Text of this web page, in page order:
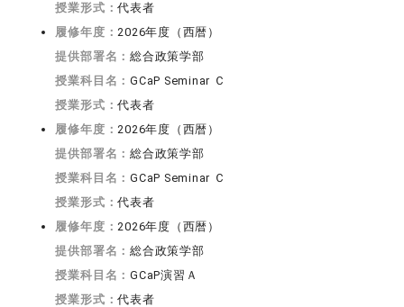
授業形式：代表者
履修年度：2026年度（西暦）
提供部署名：総合政策学部
授業科目名：GCaP Seminar Ｃ
授業形式：代表者
履修年度：2026年度（西暦）
提供部署名：総合政策学部
授業科目名：GCaP Seminar Ｃ
授業形式：代表者
履修年度：2026年度（西暦）
提供部署名：総合政策学部
授業科目名：GCaP演習Ａ
授業形式：代表者